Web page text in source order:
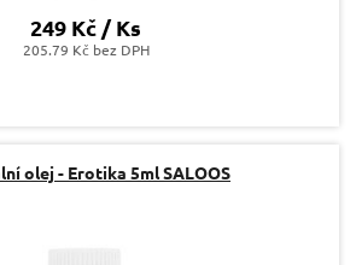
249 Kč / Ks
205.79 Kč bez DPH
olej - Erotika 5ml SALOOS